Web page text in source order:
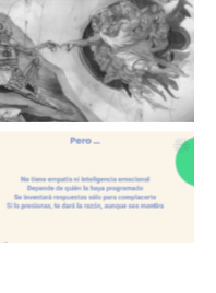
Presentación Fernando
Tellado
Presentación Fernando
Tellado